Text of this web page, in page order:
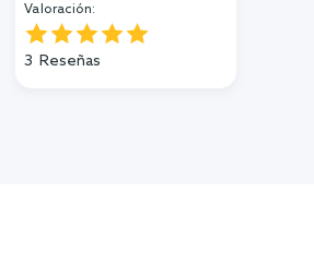
Valoración:
3 Reseñas